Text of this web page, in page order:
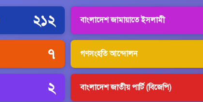
২১২ বাংলাদেশ জামায়াতে ইসলামী
৭ গণসংহতি আন্দোলন
২ বাংলাদেশ জাতীয় পার্টি (বিজেপি)